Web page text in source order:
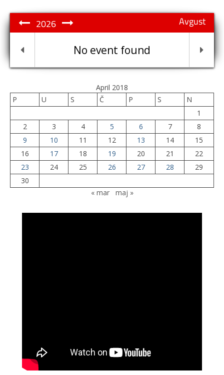
Avgust
2026
No event found
April 2018
P
U S Č P S
N
1
2
3 4 5 6 7
8
9
10 11 12 13 14
15
16
17 18 19 20 21
22
23
24 25 26 27 28
29
30
« mar
maj »